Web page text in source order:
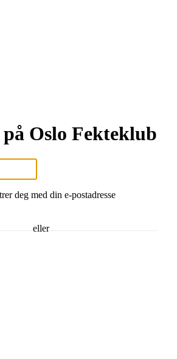
Oslo Fekteklub
deg med din e-postadresse
eller